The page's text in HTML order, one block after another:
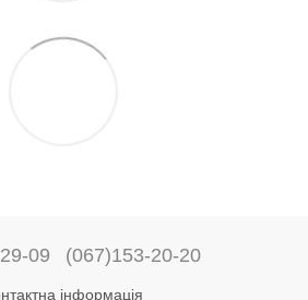
09 (067)153-20-20
інформація